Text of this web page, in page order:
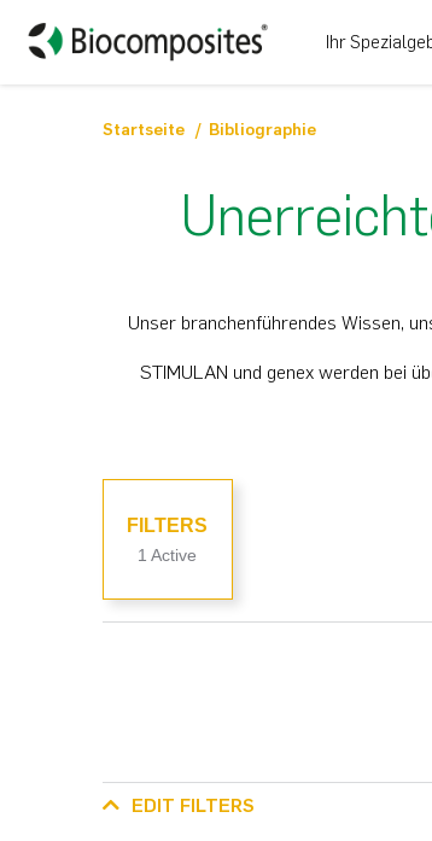
Ihr
Startseite Bibliographie
Unser branchenführendes Wissen,
STIMULAN und genex werden bei
FILTERS
1 Active
EDIT FILTERS